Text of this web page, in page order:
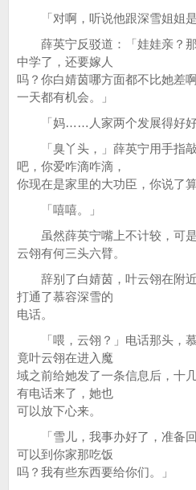
「对啊，听说他跟深雪姐姐是
薛英宁反驳道：「娃娃亲？那
中学了，还要嫁人
吗？你白婧茵哪方面都不比她差
一天都有机会。」
「妈……人家两个发展得好好
「臭丫头，」薛英宁用手指敲
吧，你爱咋滴咋滴，
你现在是家里的大功臣，你说了算
「嘻嘻。」
虽然薛英宁嘴上不计较，可是
云翎有何三头六臂。
辞别了白婧茵，叶云翎在附近
打通了慕容深雪的
电话。
「喂，云翎？」电话那头，慕
竟叶云翎在进入魔
域之前给她发了一条信息后，十
有电话来了，她也
可以放下心来。
「雪儿，我事办好了，准备回
可以到你家那吃饭
吗？我有些东西要给你们。」